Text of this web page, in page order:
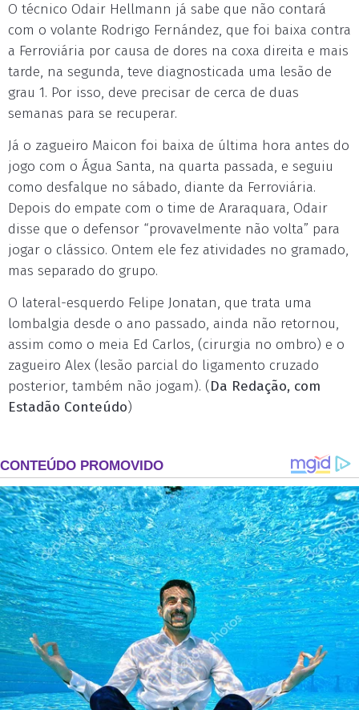
O técnico Odair Hellmann já sabe que não contará
com o volante Rodrigo Fernández, que foi baixa contra
a Ferroviária por causa de dores na coxa direita e mais
tarde, na segunda, teve diagnosticada uma lesão de
grau 1. Por isso, deve precisar de cerca de duas
semanas para se recuperar.
Já o zagueiro Maicon foi baixa de última hora antes do
jogo com o Água Santa, na quarta passada, e seguiu
como desfalque no sábado, diante da Ferroviária.
Depois do empate com o time de Araraquara, Odair
disse que o defensor “provavelmente não volta” para
jogar o clássico. Ontem ele fez atividades no gramado,
mas separado do grupo.
O lateral-esquerdo Felipe Jonatan, que trata uma
lombalgia desde o ano passado, ainda não retornou,
assim como o meia Ed Carlos, (cirurgia no ombro) e o
zagueiro Alex (lesão parcial do ligamento cruzado
posterior, também não jogam). (Da Redação, com
Estadão Conteúdo)